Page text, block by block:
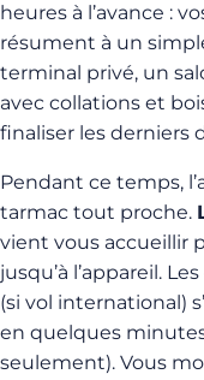
heures à l’avance :
résument à un
terminal privé, un
avec collations et
finaliser les derniers
Pendant ce temps,
tarmac tout proche.
vient vous accueillir
jusqu’à l’appareil.
(si vol international)
en quelques
seulement). Vous